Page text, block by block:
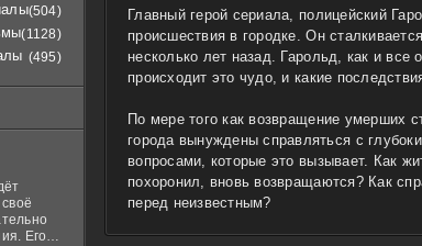
Главный герой сериала, полицейский
происшествия в городке. Он
несколько лет назад. Гарольд, как и все
происходит это чудо, и какие
По мере того как возвращение умерших
города вынуждены справляться с
вопросами, которые это вызывает. Как
похоронил, вновь возвращаются? Как
перед неизвестным?
(504)
(1128)
(495)
Его